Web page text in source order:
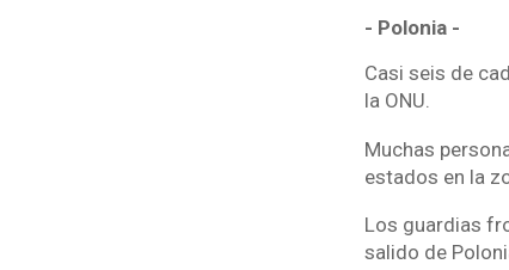
- Polonia -
Casi seis de
la ONU.
Muchas
estados en la
Los guardias
salido de